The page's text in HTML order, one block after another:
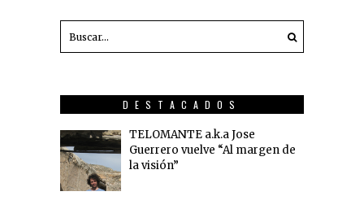
DESTACADOS
TELOMANTE a.k.a Jose
Guerrero vuelve “Al margen de
la visión”